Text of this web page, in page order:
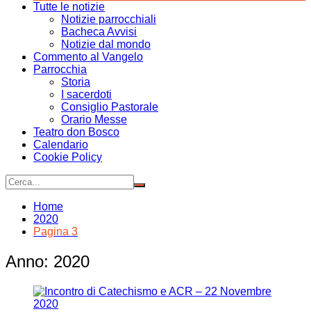
Tutte le notizie
Notizie parrocchiali
Bacheca Avvisi
Notizie dal mondo
Commento al Vangelo
Parrocchia
Storia
I sacerdoti
Consiglio Pastorale
Orario Messe
Teatro don Bosco
Calendario
Cookie Policy
Home
2020
Pagina 3
Anno: 2020